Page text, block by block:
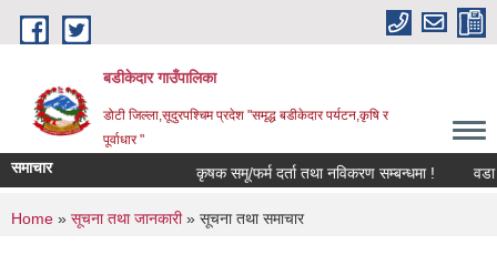
Skip to main content
बडीकेदार गाउँपालिका
डोटी जिल्ला,सूदुरपश्चिम प्रदेश "समृद्ध बडीकेदार पर्यटन,कृषि र
पूर्वाधार "
समाचार कृषक समू/फर्म दर्ता तथा नविकरण सम्बन्धमा !
You are here
Home » सूचना तथा जानकारी» सूचना तथा समाचार